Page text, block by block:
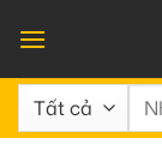
qua
nội
dung
Tìm